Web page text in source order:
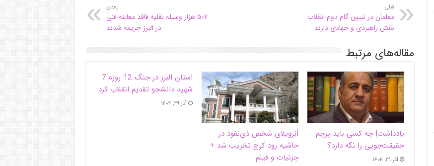
قبلی
معلمان در تبیین گام دوم انقلاب
نقش راهبردی و جهادی دارند
بعدی
۵۰۲ هزار وسیله نقلیه فاقد معاینه فنی
در البرز جریمه شدند
مقاله‌های مرتبط
یادداشت| ‌چه کسی باید پرچم
حقیقت‌جویی را نگه دارد؟
آذر ۲۹, ۱۴۰۴
اَبَر‌ویلای شخص ذی‌نفوذ در
حاشیه‌ رود کرج تخریب شد +
جزئیات و فیلم
استان البرز در جنگ 12 روزه 7
شهید دانشجو تقدیم انقلاب کرد
آذر ۲۹, ۱۴۰۴